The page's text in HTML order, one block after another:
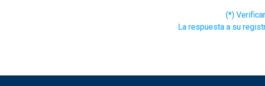
(*)
La respuesta a su